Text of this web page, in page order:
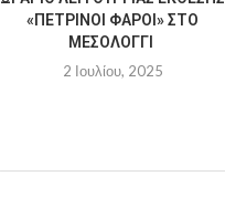
«ΠΈΤΡΙΝΟΙ ΦΆΡΟΙ» ΣΤΟ
ΜΕΣΟΛΌΓΓΙ
2 Ιουλίου, 2025